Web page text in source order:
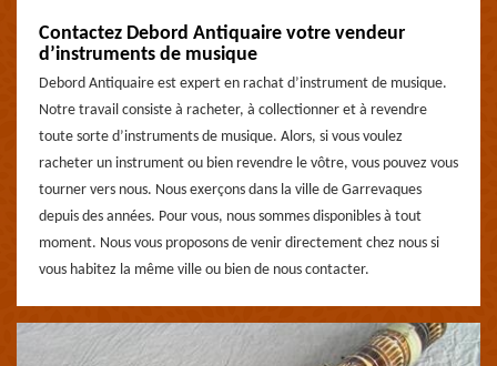
Contactez Debord Antiquaire votre vendeur
d’instruments de musique
Debord Antiquaire est expert en rachat d’instrument de musique.
Notre travail consiste à racheter, à collectionner et à revendre
toute sorte d’instruments de musique. Alors, si vous voulez
racheter un instrument ou bien revendre le vôtre, vous pouvez vous
tourner vers nous. Nous exerçons dans la ville de Garrevaques
depuis des années. Pour vous, nous sommes disponibles à tout
moment. Nous vous proposons de venir directement chez nous si
vous habitez la même ville ou bien de nous contacter.